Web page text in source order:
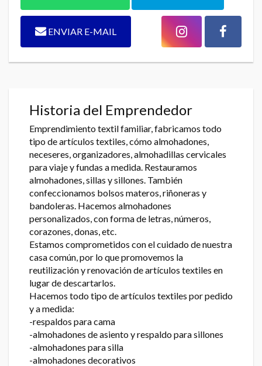
ENVIAR E-MAIL
Historia del Emprendedor
Emprendimiento textil familiar, fabricamos todo
tipo de artículos textiles, cómo almohadones,
neceseres, organizadores, almohadillas cervicales
para viaje y fundas a medida. Restauramos
almohadones, sillas y sillones. También
confeccionamos bolsos materos, riñoneras y
bandoleras. Hacemos almohadones
personalizados, con forma de letras, números,
corazones, donas, etc.
Estamos comprometidos con el cuidado de nuestra
casa común, por lo que promovemos la
reutilización y renovación de artículos textiles en
lugar de descartarlos.
Hacemos todo tipo de artículos textiles por pedido
y a medida:
-respaldos para cama
-almohadones de asiento y respaldo para sillones
-almohadones para silla
-almohadones decorativos